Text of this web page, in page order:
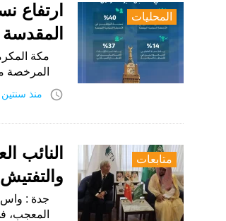
المحليات
ارتفاع
المقدسة
مكة
المرخصة
access_time منذ سنتين
متابعات
النائب
جدة : واس
المعجب،